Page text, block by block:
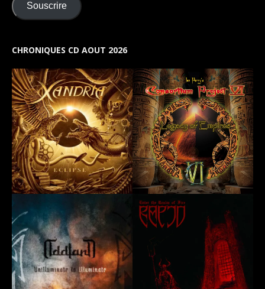
Souscrire
CHRONIQUES CD AOUT 2026